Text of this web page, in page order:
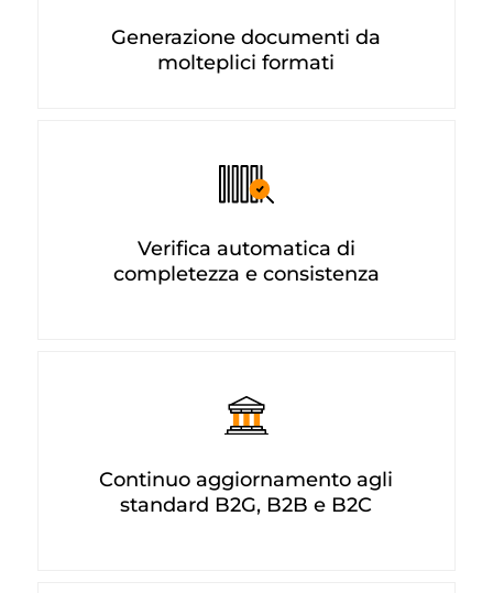
Generazione documenti da
molteplici formati
Verifica automatica di
completezza e consistenza
Continuo aggiornamento agli
standard B2G, B2B e B2C